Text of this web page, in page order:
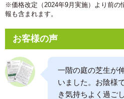
※価格改定（2024年9月実施）より前の
報も含まれます。
お客様の声
一階の庭の芝生が
いました。お陰様
き気持ちよく過ご